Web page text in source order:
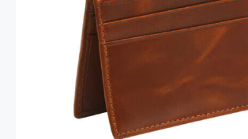
Porte-cartes RFID Secure